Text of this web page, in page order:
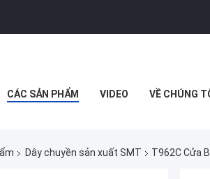
CÁC SẢN PHẨM VIDEO VỀ CHÚNG
Dây chuyền sản xuất SMT T962C Cửa